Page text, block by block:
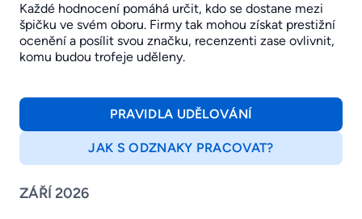
Každé hodnocení pomáhá určit, kdo se dostane mezi
špičku ve svém oboru. Firmy tak mohou získat prestižní
ocenění a posílit svou značku, recenzenti zase ovlivnit,
komu budou trofeje uděleny.
PRAVIDLA UDĚLOVÁNÍ
JAK S ODZNAKY PRACOVAT?
ZÁŘÍ 2026